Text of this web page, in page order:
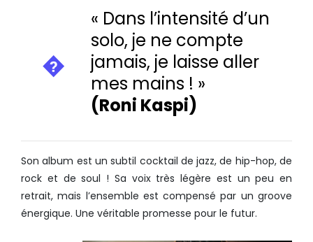
« Dans l’intensité d’un
solo, je ne compte
jamais, je laisse aller
mes mains ! »
(Roni Kaspi)
Son album est un subtil cocktail de jazz, de hip-hop, de
rock et de soul ! Sa voix très légère est un peu en
retrait, mais l’ensemble est compensé par un groove
énergique. Une véritable promesse pour le futur.